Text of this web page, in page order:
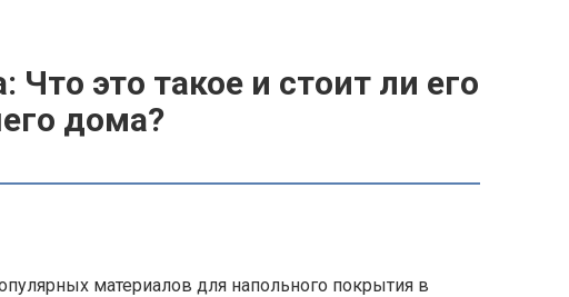
Что это такое и стоит ли его
дома?
материалов для напольного покрытия в